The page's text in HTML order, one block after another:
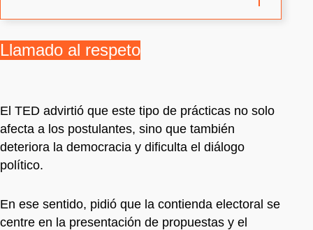
Llamado al respeto
El TED advirtió que este tipo de prácticas no solo
afecta a los postulantes, sino que también
deteriora la democracia y dificulta el diálogo
político.
En ese sentido, pidió que la contienda electoral se
centre en la presentación de propuestas y el